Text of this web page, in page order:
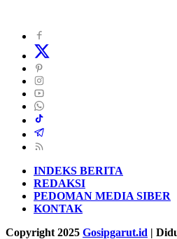
INDEKS BERITA
REDAKSI
PEDOMAN MEDIA SIBER
KONTAK
Copyright 2025 Gosipgarut.id |